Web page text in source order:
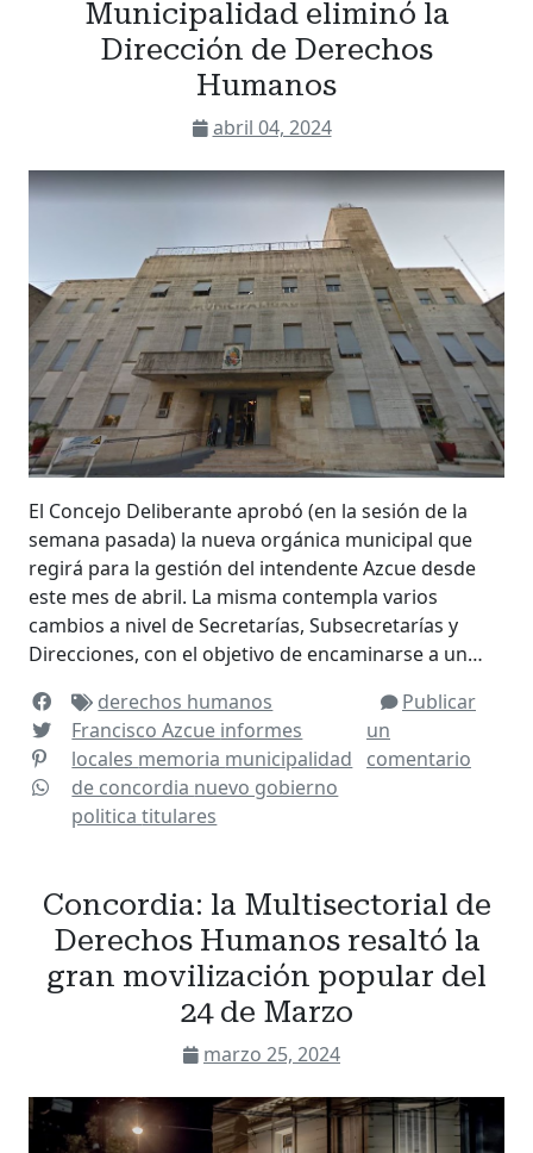
Municipalidad eliminó la
Dirección de Derechos
Humanos
abril 04, 2024
El Concejo Deliberante aprobó (en la sesión de la
semana pasada) la nueva orgánica municipal que
regirá para la gestión del intendente Azcue desde
este mes de abril. La misma contempla varios
cambios a nivel de Secretarías, Subsecretarías y
Direcciones, con el objetivo de encaminarse a un…
derechos humanos
Francisco Azcue informes
locales memoria municipalidad
de concordia nuevo gobierno
politicatitulares
Publicar
un
comentario
Concordia: la Multisectorial de
Derechos Humanos resaltó la
gran movilización popular del
24 de Marzo
marzo 25, 2024